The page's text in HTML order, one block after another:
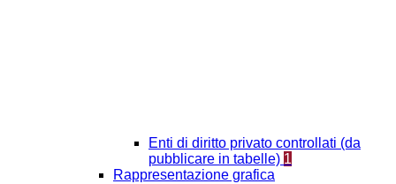
Enti di diritto privato controllati (da
pubblicare in tabelle) 1
Rappresentazione grafica